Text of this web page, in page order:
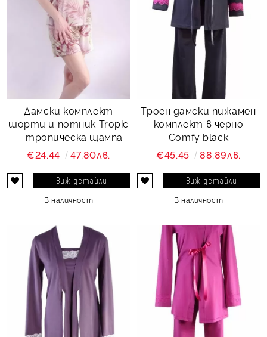
Дамски комплект
шорти и потник Tropic
— тропическа щампа
€24.44
47.80лв.
Виж детайли
В наличност
Троен дамски пижамен
комплект в черно
Comfy black
€45.45
88.89лв.
Виж детайли
В наличност